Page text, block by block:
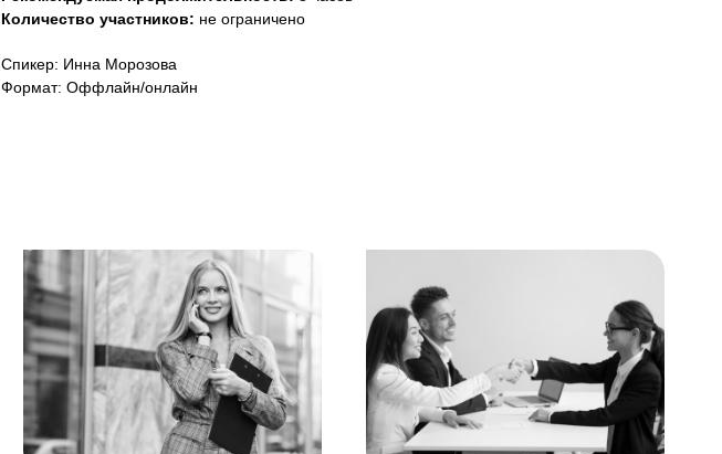
Количество участников: не ограничено
Спикер: Инна Морозова
Формат: Оффлайн/онлайн